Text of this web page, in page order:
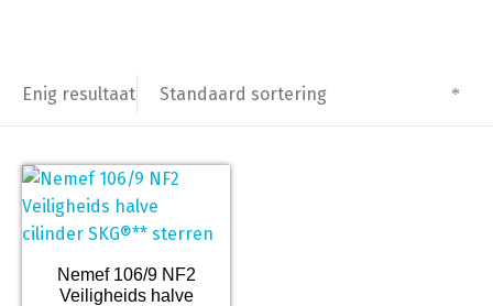
Enig resultaat Standaard sortering
Nemef 106/9 NF2
Veiligheids halve